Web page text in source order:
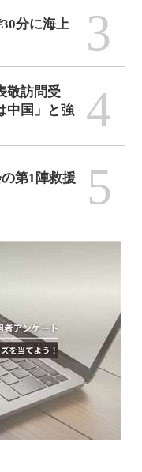
分に海上
3
敬訪問受
中国」と強
4
第1陣救援
5